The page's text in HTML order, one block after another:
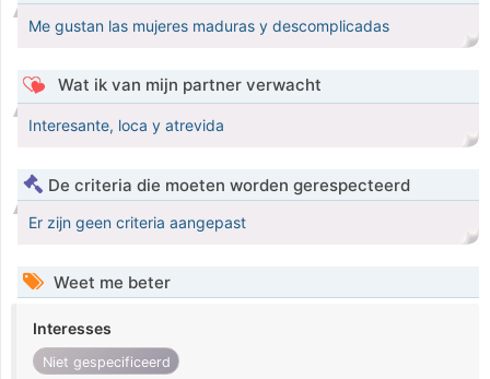
Me gustan las mujeres maduras y descomplicadas
Wat ik van mijn partner verwacht
Interesante, loca y atrevida
De criteria die moeten worden gerespecteerd
Er zijn geen criteria aangepast
Weet me beter
Interesses
Niet gespecificeerd